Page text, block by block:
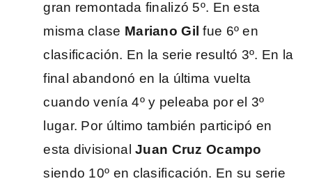
gran remontada finalizó 5º. En esta
misma clase Mariano Gil fue 6º en
clasificación. En la serie resultó 3º. En la
final abandonó en la última vuelta
cuando venía 4º y peleaba por el 3º
lugar. Por último también participó en
esta divisionalJuan Cruz Ocampo
siendo 10º en clasificación. En su serie